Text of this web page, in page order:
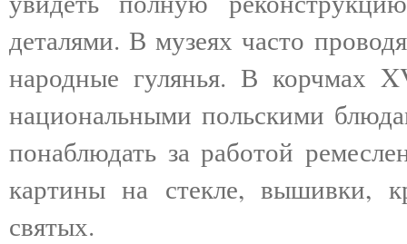
деталями. В музеях часто
народные гулянья. В корчмах
национальными польскими
понаблюдать за работой
картины на стекле, вышивки,
святых.